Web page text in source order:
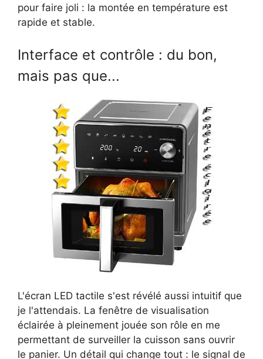
pour faire joli : la montée en température est
rapide et stable.
Interface et contrôle : du bon,
mais pas que...
L'écran LED tactile s'est révélé aussi intuitif que
je l'attendais. La fenêtre de visualisation
éclairée à pleinement jouée son rôle en me
permettant de surveiller la cuisson sans ouvrir
le panier. Un détail qui change tout : le signal de